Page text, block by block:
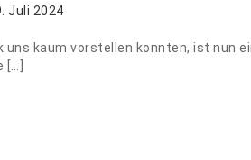
Juli 2024
uns kaum vorstellen konnten, ist nun